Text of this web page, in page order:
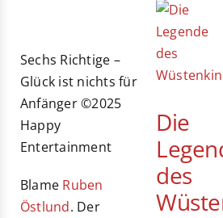
Sechs Richtige –
Glück ist nichts für
Anfänger ©2025
Happy
Entertainment
Blame Ruben
Östlund. Der
Die
des